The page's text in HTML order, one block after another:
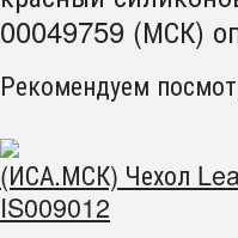
00049759 (МСК)
Рекомендуем
(ИСА.МСК) Чехол
IS009012